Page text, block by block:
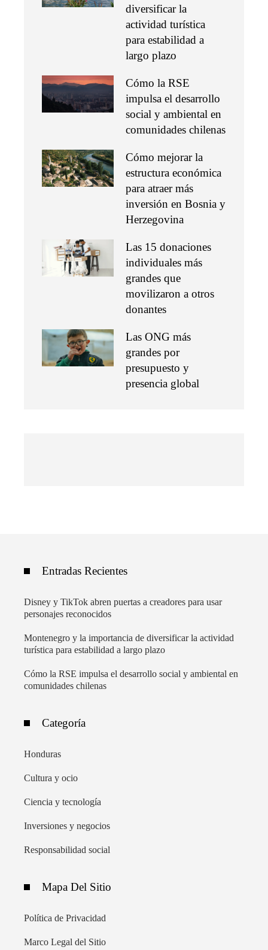
diversificar la
actividad turística
para estabilidad a
largo plazo
Cómo la RSE
impulsa el desarrollo
social y ambiental en
comunidades chilenas
Cómo mejorar la
estructura económica
para atraer más
inversión en Bosnia y
Herzegovina
Las 15 donaciones
individuales más
grandes que
movilizaron a otros
donantes
Las ONG más
grandes por
presupuesto y
presencia global
Entradas Recientes
Disney y TikTok abren puertas a creadores para usar
personajes reconocidos
Montenegro y la importancia de diversificar la actividad
turística para estabilidad a largo plazo
Cómo la RSE impulsa el desarrollo social y ambiental en
comunidades chilenas
Categoría
Honduras
Cultura y ocio
Ciencia y tecnología
Inversiones y negocios
Responsabilidad social
Mapa Del Sitio
Política de Privacidad
Marco Legal del Sitio